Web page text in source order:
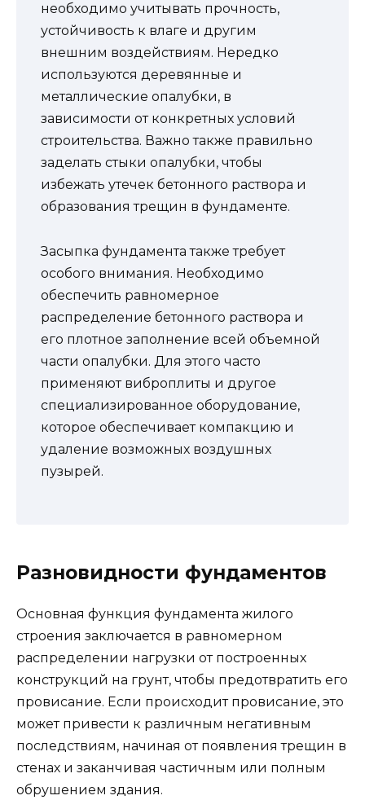
необходимо учитывать прочность,
устойчивость к влаге и другим
внешним воздействиям. Нередко
используются деревянные и
металлические опалубки, в
зависимости от конкретных условий
строительства. Важно также правильно
заделать стыки опалубки, чтобы
избежать утечек бетонного раствора и
образования трещин в фундаменте.
Засыпка фундамента также требует
особого внимания. Необходимо
обеспечить равномерное
распределение бетонного раствора и
его плотное заполнение всей объемной
части опалубки. Для этого часто
применяют виброплиты и другое
специализированное оборудование,
которое обеспечивает компакцию и
удаление возможных воздушных
пузырей.
Разновидности фундаментов
Основная функция фундамента жилого
строения заключается в равномерном
распределении нагрузки от построенных
конструкций на грунт, чтобы предотвратить его
провисание. Если происходит провисание, это
может привести к различным негативным
последствиям, начиная от появления трещин в
стенах и заканчивая частичным или полным
обрушением здания.